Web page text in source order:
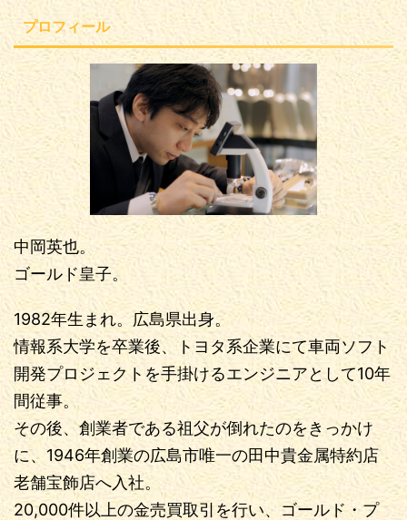
プロフィール
中岡英也。
ゴールド皇子。
1982年生まれ。広島県出身。
情報系大学を卒業後、トヨタ系企業にて車両ソフト
開発プロジェクトを手掛けるエンジニアとして10年
間従事。
その後、創業者である祖父が倒れたのをきっかけ
に、1946年創業の広島市唯一の田中貴金属特約店
老舗宝飾店へ入社。
20,000件以上の金売買取引を行い、ゴールド・プ